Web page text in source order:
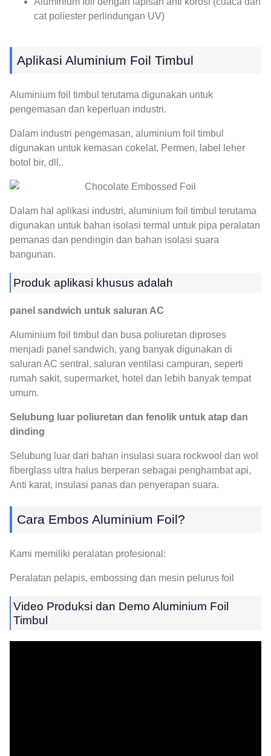
cat poliester perlindungan UV)
Aplikasi Aluminium Foil Timbul
Aluminium foil timbul terutama digunakan untuk
pengemasan dan keperluan industri.
Dalam industri pengemasan, aluminium foil timbul
digunakan untuk kemasan cokelat, Permen, label leher
botol bir, dll..
Dalam hal aplikasi industri, aluminium foil timbul terutama
digunakan untuk bahan isolasi termal untuk pipa peralatan
pemanas dan pendingin dan bahan isolasi suara
bangunan.
Produk aplikasi khusus adalah
panel sandwich untuk saluran AC
Aluminium foil timbul dan busa poliuretan diproses
menjadi panel sandwich, yang banyak digunakan di
saluran AC sentral, saluran ventilasi campuran, seperti
rumah sakit, supermarket, hotel dan lebih banyak tempat
umum.
Selubung luar poliuretan dan fenolik untuk atap dan
dinding
Selubung luar dari bahan insulasi suara rockwool dan wol
fiberglass ultra halus berperan sebagai penghambat api,
Anti karat, insulasi panas dan penyerapan suara.
Cara Embos Aluminium Foil?
Kami memiliki peralatan profesional:
Peralatan pelapis, embossing dan mesin pelurus foil
Video Produksi dan Demo Aluminium Foil
Timbul